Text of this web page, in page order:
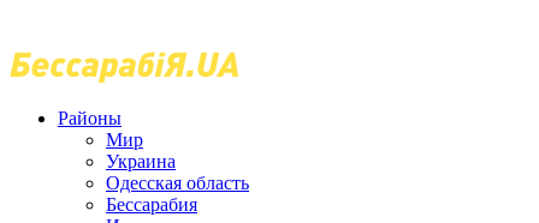
Районы
Мир
Украина
Одесская область
Бессарабия